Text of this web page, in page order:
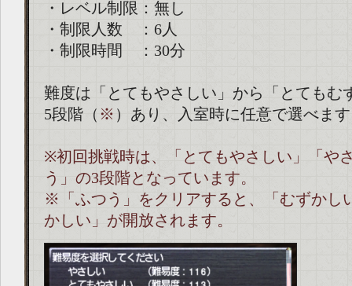
・レベル制限：無し
・制限人数 ：6人
・制限時間 ：30分
難度は「とてもやさしい」から「とてもむ
5段階（ ※ ）あり、入室時に任意で選べま
※初回挑戦時は、「とてもやさしい」「や
う」の3段階となっています。
※「ふつう」をクリアすると、「むずかし
かしい」が開放されます。